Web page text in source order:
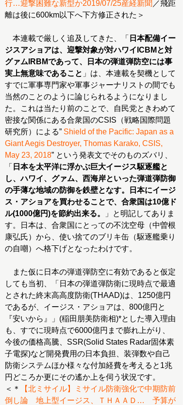
行…迎撃困難な新型か2019/07/25産経新聞 ／飛距
離は後に600km以下へ下方修正された＞
本連載で厳しく追及してきた、「 日本配備イー
ジスアショアは、迎撃対象が対ハワイICBMと対
グァムIRBMであって、日本の弾道弾防空には事
実上無意味であること 」は、本連載を契機として
すでに軍事専門家や軍事ジャーナリストの間でも
当然のことのように論じられるようになりまし
た。これは当たり前のことで、自民党ときわめて
密接な関係にある合衆国のCSIS（戦略国際問題
研究所）による” Shield of the Pacific: Japan as a
Giant Aegis Destroyer, Thomas Karako, CSIS,
May 23, 2018” という発表文でそのものズバリ、
「 日本を太平洋に浮かぶ巨大イージス駆逐艦と
し、ハワイ、グァム、西海岸といった弾道弾防御
の手薄な地域の防御を鉄壁となす。日本にイージ
ス・アショアを買わせることで、合衆国は10億ド
ル(1000億円)を節約出来る。
」と明記してありま
す。日本は、合衆国にとっての不沈空母（中曽根
康弘氏）から、使い捨てのブリキ缶（駆逐艦乗り
の自嘲）へ格下げとなったわけです。
また仮に日本の弾道弾防空に有効であると仮定
しても当初、「日本の弾道弾防衛に現時点で最適
とされた終末高高度防衛(THAAD)は、1250億円
であるが、イージス・アショアは、800億円と
『安いから』」(稲田朋美防衛相)*とした導入理由
も、すでに現時点で6000億円まで膨れ上がり、
今後の価格高騰、SSR(Solid States Radar固体素
子電探)など開発費用の日本負担、装弾数や自己
防衛システムほか様々な付加経費を考えると1兆
円どころか更にその遙か上を伺う状況です。
＜＊
【北ミサイル】ミサイル防衛強化で中期防前
倒し論 地上型イージス、ＴＨＡＡＤ… 予算が